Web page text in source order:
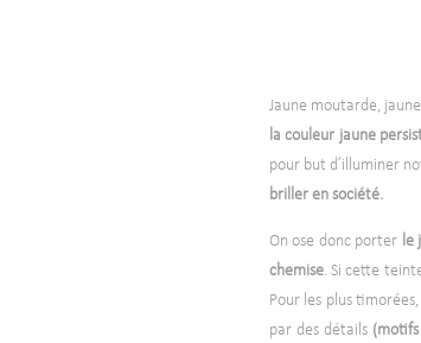
Jaune moutarde,
la couleur jaune
pour but d’illuminer
briller en société.
On ose donc porter le
chemise. Si cette
Pour les plus
par des détails(motifs